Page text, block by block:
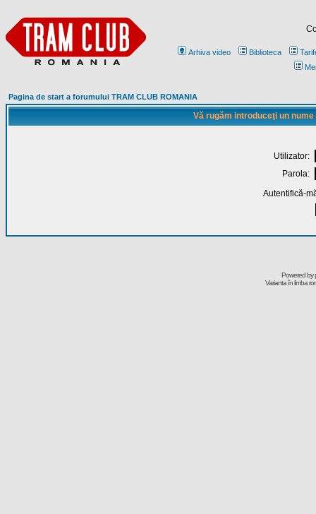
Arhiva video Biblioteca
Pagina de start a forumului TRAM CLUB ROMANIA
Vă rugăm introduceţi un
Utilizator:
Parola:
Autentifică-
Powered by
Varianta în limba